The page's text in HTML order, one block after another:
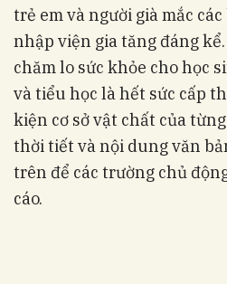
trẻ em và người già mắc
nhập viện gia tăng đáng kể.
chăm lo sức khỏe cho học
và tiểu học là hết sức cấp
kiện cơ sở vật chất của
thời tiết và nội dung văn
trên để các trường chủ
cáo.